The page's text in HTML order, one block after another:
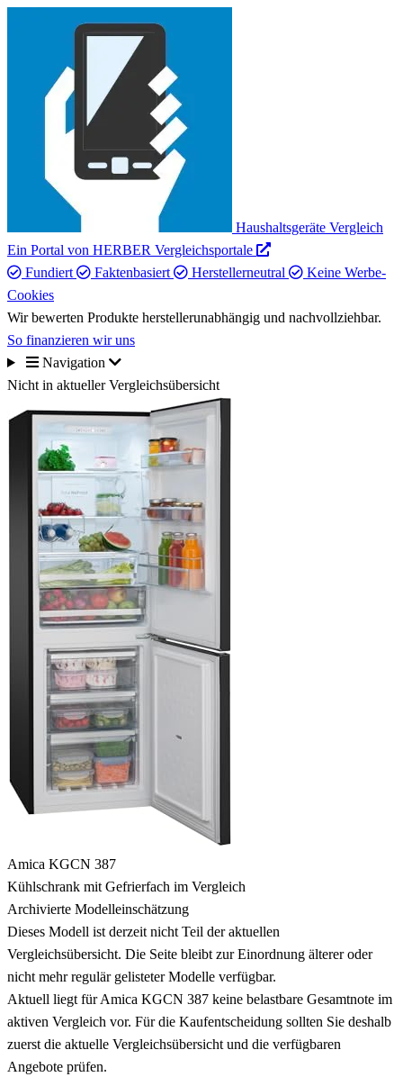
Haushaltsgeräte Vergleich
Ein Portal von HERBER Vergleichsportale
Fundiert
Faktenbasiert Herstellerneutral
Keine Werbe-
Cookies
Wir bewerten Produkte herstellerunabhängig und nachvollziehbar.
So finanzieren wir uns
Navigation
Nicht in aktueller Vergleichsübersicht
Amica KGCN 387
Kühlschrank mit Gefrierfach im Vergleich
Archivierte Modelleinschätzung
Dieses Modell ist derzeit nicht Teil der aktuellen
Vergleichsübersicht. Die Seite bleibt zur Einordnung älterer oder
nicht mehr regulär gelisteter Modelle verfügbar.
Aktuell liegt für Amica KGCN 387 keine belastbare Gesamtnote im
aktiven Vergleich vor. Für die Kaufentscheidung sollten Sie deshalb
zuerst die aktuelle Vergleichsübersicht und die verfügbaren
Angebote prüfen.